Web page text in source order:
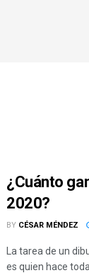
¿Cuánto
2020?
BY CÉSAR MÉNDEZ
La tarea de un
es quien hace